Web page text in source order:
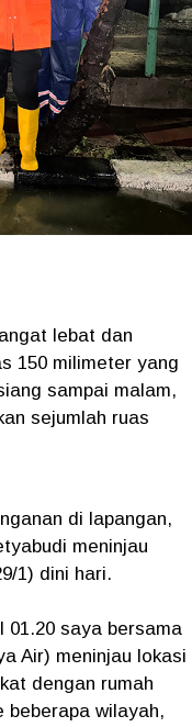
lebat dan
150 milimeter yang
sampai malam,
sejumlah ruas
di lapangan,
meninjau
1) dini hari.
01.20 saya bersama
Air) meninjau lokasi
dengan rumah
beberapa wilayah,